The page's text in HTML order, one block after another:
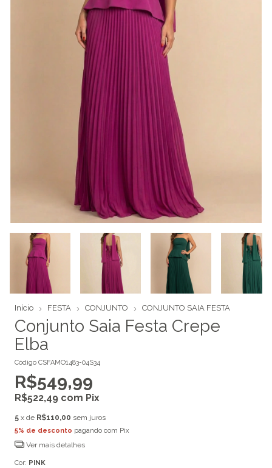
Início FESTA CONJUNTO CONJUNTO SAIA FESTA
Conjunto Saia Festa Crepe
Elba
Código CSFAMO1483-04S34
R$549,99
R$522,49 com Pix
5 x de R$110,00 sem juros
5% de desconto pagando com Pix
Ver mais detalhes
Cor: PINK